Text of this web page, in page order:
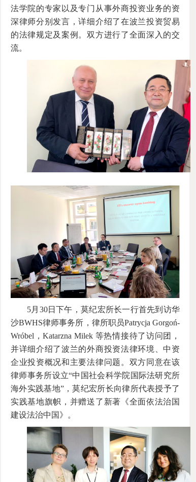
法学院的专家以及专门从事外商投资业务的资
深律师分别发言，详细介绍了在波兰投资贸易
的法律规定及案例。双方进行了全面深入的交
流。
5月30日下午，莫纪宏所长一行首先到访华
沙BWHS律师事务所，律所职员Patrycja Gorgoń-
Wróbel，Katarzna Milek 等热情接待了访问团，
并详细介绍了波兰的外商投资法律环境、中资
企业投资概况和主要法律问题。双方同意在该
律师事务所设立“中国社会科学院国际法研究所
海外实践基地”，莫纪宏所长向律所代表授予了
实践基地旗帜，并赠送了新著《全面依法治国
建设法治中国》。